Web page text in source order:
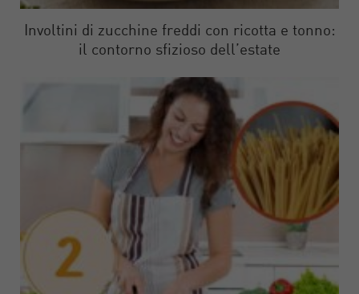
Involtini di zucchine freddi con ricotta e tonno:
il contorno sfizioso dell’estate